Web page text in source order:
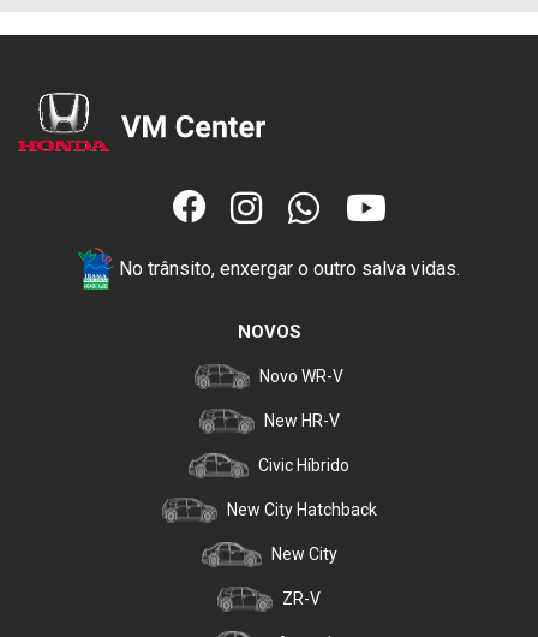
No trânsito, enxergar o outro salva vidas.
NOVOS
Novo WR-V
New HR-V
Civic Híbrido
New City Hatchback
New City
ZR-V